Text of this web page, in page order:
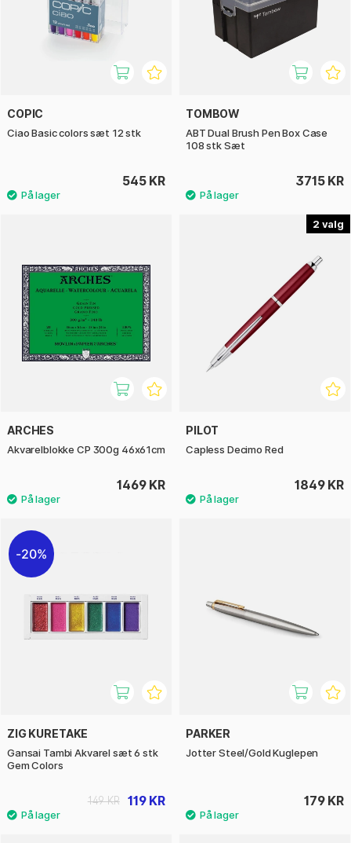
COPIC
Ciao Basic colors sæt 12 stk
545 KR
TOMBOW
ABT Dual Brush Pen Box Case
108 stk Sæt
3715 KR
ARCHES
Akvarelblokke CP 300g 46x61cm
1469 KR
2
PILOT
Capless Decimo Red
1849 KR
20%
ZIG KURETAKE
Gansai Tambi Akvarel sæt 6 stk
Gem Colors
119 KR
149 KR
PARKER
Jotter Steel/Gold Kuglepen
179 KR